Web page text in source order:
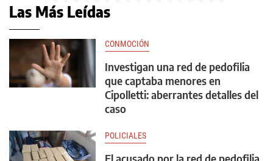
Las Más Leídas
CONMOCIÓN
Investigan una red de pedofilia
que captaba menores en
Cipolletti: aberrantes detalles del
caso
POLICIALES